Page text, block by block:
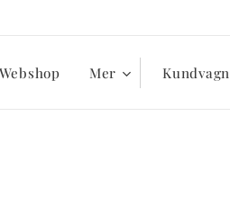
Webshop Mer Kundvagn